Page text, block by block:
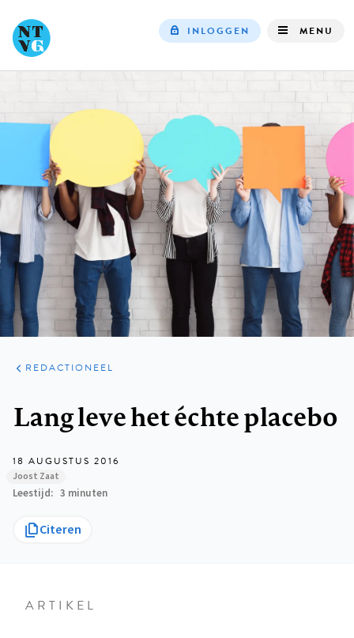
navigation
INLOGGEN MENU
ARTIKELEN
OPINIE
REDACTIONEEL
Lang leve het échte placebo
18 AUGUSTUS 2016
Joost Zaat
Leestijd 3 minuten
Citeren
ARTIKEL